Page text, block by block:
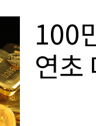
100
연초